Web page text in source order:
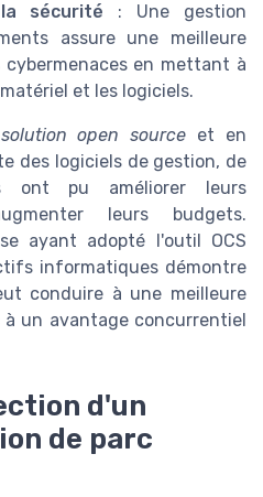
sécurité : Une gestion
assure une meilleure
en mettant à
et les logiciels.
solution open source et en
des logiciels de gestion, de
ont pu améliorer leurs
leurs budgets.
ayant adopté l'outil OCS
informatiques démontre
conduire à une meilleure
un avantage concurrentiel
d'un
de parc